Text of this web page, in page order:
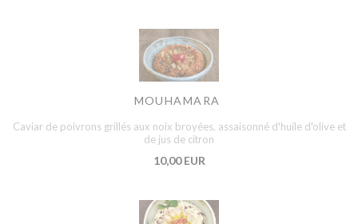
MOUHAMARA
Caviar de poivrons grillés aux noix broyées, assaisonné d'huile d'olive et
de jus de citron
10,00 EUR